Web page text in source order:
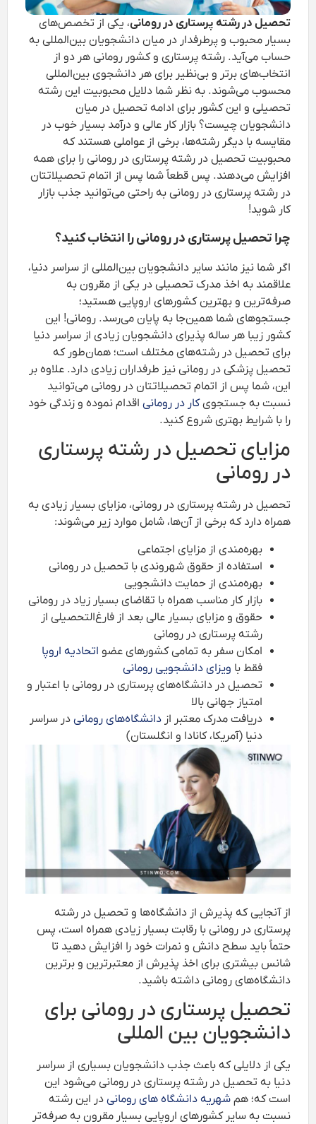
تحصیل در رشته پرستاری در رومانی، یکی از تخصص‌های
بسیار محبوب و پرطرفدار در میان دانشجویان بین‌المللی به
حساب می‌آید. رشته پرستاری و کشور رومانی هر دو از
انتخاب‌های برتر و بی‌نظیر برای هر دانشجوی بین‌المللی
محسوب می‌شوند. به نظر شما دلایل محبوبیت این رشته
تحصیلی و این کشور برای ادامه تحصیل در میان
دانشجویان چیست؟ بازار کار عالی و درآمد بسیار خوب در
مقایسه با دیگر رشته‌ها، برخی از عواملی هستند که
محبوبیت تحصیل در رشته پرستاری در رومانی را برای همه
افزایش می‌دهند. پس قطعاً شما پس از اتمام تحصیلاتتان
در رشته پرستاری در رومانی به راحتی می‌توانید جذب بازار
کار شوید!
چرا تحصیل پرستاری در رومانی را انتخاب کنید؟
اگر شما نیز مانند سایر دانشجویان بین‌المللی از سراسر دنیا،
علاقمند به اخذ مدرک تحصیلی در یکی از مقرون به
صرفه‌ترین و بهترین کشورهای اروپایی هستید؛
جستجوهای شما همین‌جا به پایان می‌رسد. رومانی! این
کشور زیبا هر ساله پذیرای دانشجویان زیادی از سراسر دنیا
برای تحصیل در رشته‌های مختلف است؛ همان‌طور که
تحصیل پزشکی در رومانی نیز طرفداران زیادی دارد. علاوه بر
این، شما پس از اتمام تحصیلاتتان در رومانی می‌توانید
نسبت به جستجویکار در رومانیاقدام نموده و زندگی خود
را با شرایط بهتری شروع کنید.
مزایای تحصیل در رشته پرستاری
در رومانی
تحصیل در رشته پرستاری در رومانی، مزایای بسیار زیادی به
همراه دارد که برخی از آن‌ها، شامل موارد زیر می‌شوند:
بهره‌مندی از مزایای اجتماعی
استفاده از حقوق شهروندی با تحصیل در رومانی
بهره‌مندی از حمایت دانشجویی
بازار کار مناسب همراه با تقاضای بسیار زیاد در رومانی
حقوق و مزایای بسیار عالی بعد از فارغ‌التحصیلی از
رشته پرستاری در رومانی
امکان سفر به تمامی کشورهای عضواتحادیه اروپا
فقط با ویزای دانشجویی رومانی
تحصیل در دانشگاه‌های پرستاری در رومانی با اعتبار و
امتیاز جهانی بالا
دریافت مدرک معتبر از دانشگاه‌های رومانیدر سراسر
دنیا (آمریکا، کانادا و انگلستان)
از آنجایی که پذیرش از دانشگاه‌ها و تحصیل در رشته
پرستاری در رومانی با رقابت بسیار زیادی همراه است، پس
حتماً باید سطح دانش و نمرات خود را افزایش دهید تا
شانس بیشتری برای اخذ پذیرش از معتبرترین و برترین
دانشگاه‌های رومانی داشته باشید.
تحصیل پرستاری در رومانی برای
دانشجویان بین المللی
یکی از دلایلی که باعث جذب دانشجویان بسیاری از سراسر
دنیا به تحصیل در رشته پرستاری در رومانی می‌شود این
است که؛ همشهریه دانشگاه های رومانیدر این رشته
نسبت به سایر کشورهای اروپایی بسیار مقرون به صرفه‌تر